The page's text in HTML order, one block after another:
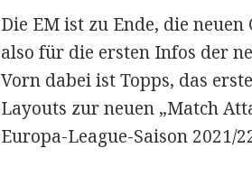
Die EM ist zu Ende, die
also für die ersten Infos der
Vorn dabei ist Topps, das
Layouts zur neuen „Match
Europa-League-Saison 2021/